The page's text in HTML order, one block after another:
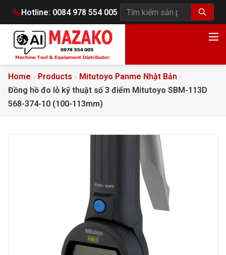
Hotline: 0084 978 554 005
Tìm kiếm sản phẩm
Home Products
Mitutoyo Panme Nhật Bản
Đồng hồ đo lỗ kỹ thuật số 3 điểm Mitutoyo SBM-113D
568-374-10 (100-113mm)